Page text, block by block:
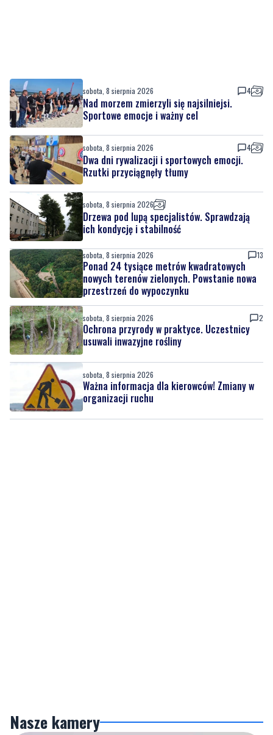
sobota, 8 sierpnia 2026 4
Nad morzem zmierzyli się najsilniejsi.
Sportowe emocje i ważny cel
sobota, 8 sierpnia 2026 4
Dwa dni rywalizacji i sportowych emocji.
Rzutki przyciągnęły tłumy
sobota, 8 sierpnia 2026
Drzewa pod lupą specjalistów. Sprawdzają
ich kondycję i stabilność
sobota, 8 sierpnia 2026 13
Ponad 24 tysiące metrów kwadratowych
nowych terenów zielonych. Powstanie nowa
przestrzeń do wypoczynku
sobota, 8 sierpnia 2026 2
Ochrona przyrody w praktyce. Uczestnicy
usuwali inwazyjne rośliny
sobota, 8 sierpnia 2026
Ważna informacja dla kierowców! Zmiany w
organizacji ruchu
Nasze kamery